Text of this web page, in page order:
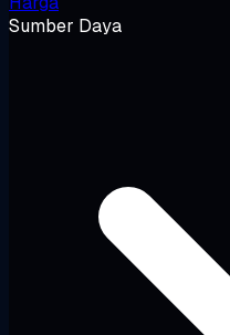
Sumber Daya